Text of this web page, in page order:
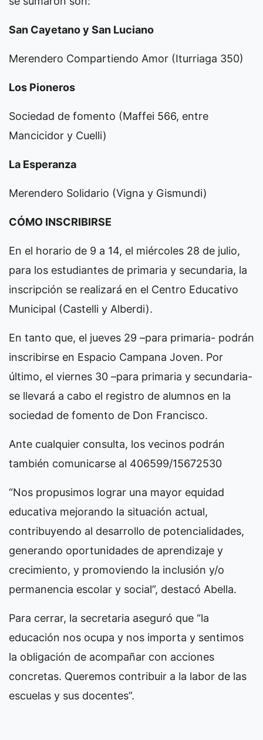
San Cayetano y San Luciano
Merendero Compartiendo Amor (Iturriaga 350)
Los Pioneros
Sociedad de fomento (Maffei 566, entre
Mancicidor y Cuelli)
La Esperanza
Merendero Solidario (Vigna y Gismundi)
CÓMO INSCRIBIRSE
En el horario de 9 a 14, el miércoles 28 de julio,
para los estudiantes de primaria y secundaria, la
inscripción se realizará en el Centro Educativo
Municipal (Castelli y Alberdi).
En tanto que, el jueves 29 –para primaria- podrán
inscribirse en Espacio Campana Joven. Por
último, el viernes 30 –para primaria y secundaria-
se llevará a cabo el registro de alumnos en la
sociedad de fomento de Don Francisco.
Ante cualquier consulta, los vecinos podrán
también comunicarse al 406599/15672530
“Nos propusimos lograr una mayor equidad
educativa mejorando la situación actual,
contribuyendo al desarrollo de potencialidades,
generando oportunidades de aprendizaje y
crecimiento, y promoviendo la inclusión y/o
permanencia escolar y social”, destacó Abella.
Para cerrar, la secretaria aseguró que “la
educación nos ocupa y nos importa y sentimos
la obligación de acompañar con acciones
concretas. Queremos contribuir a la labor de las
escuelas y sus docentes”.